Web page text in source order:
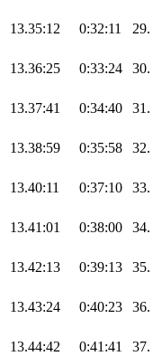
13.35:12 0:32:11 29.
13.36:25 0:33:24 30.
13.37:41 0:34:40 31.
13.38:59 0:35:58 32.
13.40:11 0:37:10 33.
13.41:01 0:38:00 34.
13.42:13 0:39:13 35.
13.43:24 0:40:23 36.
13.44:42 0:41:41 37.